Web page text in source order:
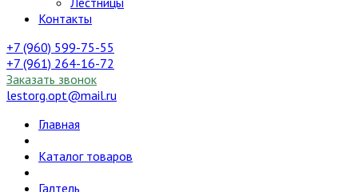
Контакты
+7 (960) 599-75-55
+7 (961) 264-16-72
Заказать звонок
lestorg.opt@mail.ru
Главная
Каталог товаров
Галтель